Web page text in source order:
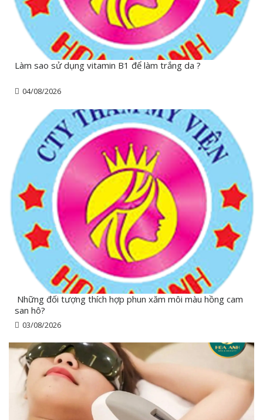
Làm sao sử dụng vitamin B1 để làm trắng da ?
04/08/2026
Những đối tượng thích hợp phun xăm môi màu hồng cam
san hô?
03/08/2026